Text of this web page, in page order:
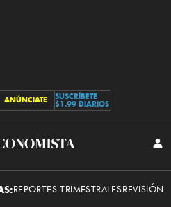
ANÚNCIATE
SUSCRÍBETE
$1.99 DIARIOS
El
REPORTES TRIMESTRALESREVISIÓN